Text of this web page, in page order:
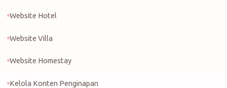
Website Hotel
Website Villa
Website Homestay
Kelola Konten Penginapan